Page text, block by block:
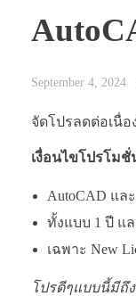
September 4, 2024
จัดโปรลดต่อเนื่อ
เงื่อนไขโปรโมชั่
AutoCAD แล
ทั้งแบบ 1 ปี แล
เฉพาะ New
โปรดีๆแบบนี้มีถึ